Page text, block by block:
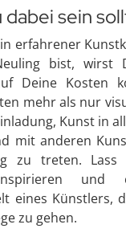
dabei sein
erfahrener
bist, wirst
Deine Kosten
mehr als nur
Kunst in
mit anderen
zu treten.
und
eines Künstlers,
zu gehen.